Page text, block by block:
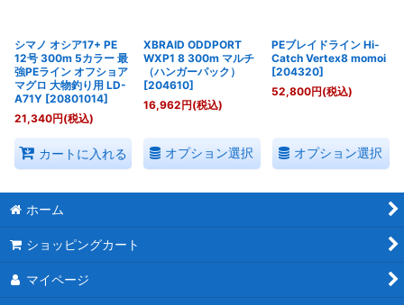
シマノ オシア17+ PE
12号 300m 5カラー 最
強PEライン オフショア
マグロ 大物釣り用 LD-
A71Y [20801014]
21,340円(税込)
カートに入れる
XBRAID ODDPORT
WXP1 8 300m マルチ
（ハンガーパック）
[204610]
16,962円(税込)
オプション選択
PEブレイドライン Hi-
Catch Vertex8 momoi
[204320]
52,800円(税込)
オプション選択
ホーム
ショッピングカート
マイページ